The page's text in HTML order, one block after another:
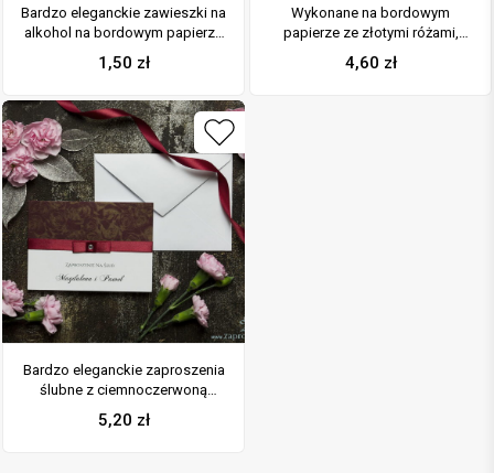
Bardzo eleganckie zawieszki na
alkohol na bordowym papierze
z motywem złotych róż,
przyklejanym motywem
wstążką
1,50 zł
Wykonane na bordowym
papierze ze złotymi różami,
eleganckie zaproszenia ślubne
z motywem tekstowym na
4,60 zł
Bardzo eleganckie zaproszenia
ślubne z ciemnoczerwoną
wstążką, papierem w kolorze
bordowym ze złotym motywem
5,20 zł